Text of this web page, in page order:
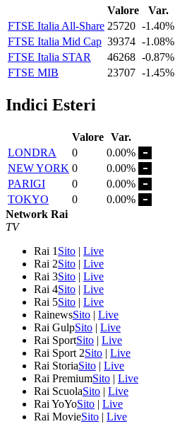
Valore
Var.
FTSE Italia All-Share 25720 -1.40%
FTSE Italia Mid Cap 39374 -1.08%
FTSE Italia STAR
46268 -0.87%
FTSE MIB
23707 -1.45%
Indici Esteri
Valore Var.
LONDRA
0
0.00%
NEW YORK 0
0.00%
PARIGI
0
0.00%
TOKYO
0
0.00%
Network Rai
TV
Rai 1 Sito | Live
Rai 2Sito | Live
Rai 3Sito | Live
Rai 4Sito | Live
Rai 5Sito | Live
RainewsSito | Live
Rai GulpSito | Live
Rai SportSito | Live
Rai Sport 2Sito | Live
Rai StoriaSito | Live
Rai PremiumSito | Live
Rai ScuolaSito | Live
Rai YoYoSito | Live
Rai MovieSito | Live